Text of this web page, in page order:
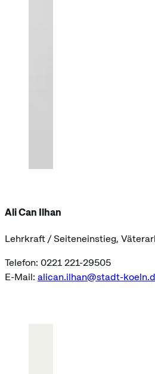
Ali Can Ilhan
Lehrkraft / Seiteneinstieg,
Telefon: 0221 221-29505
E-Mail: alican.ilhan@stadt-